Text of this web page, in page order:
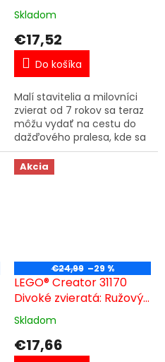
Skladom
€17,52
Do košíka
Malí stavitelia a milovníci
zvierat od 7 rokov sa teraz
môžu vydať na cestu do
dažďového pralesa, kde sa
môžu tešiť na príbehy plné
akcie s touto stavebnicou
LEGO® Creator 3 v 1...
Akcia
€24,99 –29 %
LEGO® Creator 31170
Divoké zvieratá: Ružový
plameniak
Skladom
€17,66